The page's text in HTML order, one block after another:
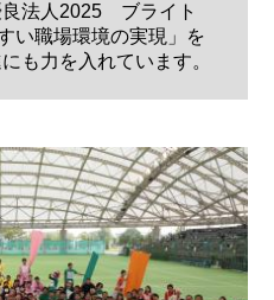
法人2025 ブライト
い職場環境の実現」を
も力を入れています。